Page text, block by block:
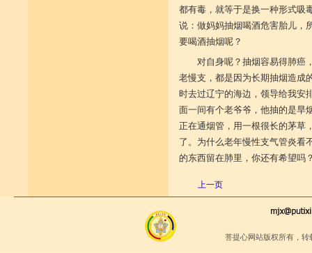
都有毒，就等于是换一种形式吸
说：做妈妈抽烟喝酒危害胎儿，
要喝酒抽烟呢？
对自身呢？抽烟容易得肺癌
老慢支，都是因为长期抽烟造成
时去过辽宁的海边，领导给我安
面一间有个老爷爷，他抽的是旱
正在通烟管，用一根很长的茅草
了。为什么老年慢性支气管炎看
的东西留在肺里，你还有希望吗
上一页
菩提心网站版权所有，